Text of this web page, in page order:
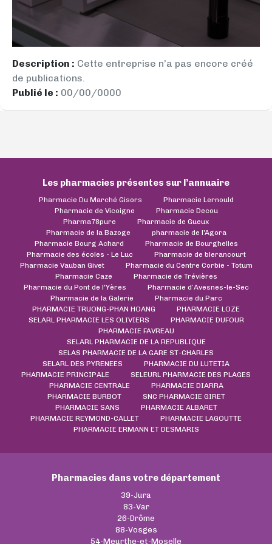
Description : Cette entreprise n’a pas encore créé
de publications.
Publié le : 00/00/0000
Les pharmacies présentes sur l’annuaire
Pharmacie Du Marché Gisors
Pharmacie Lernould
Pharmacie de Vicoigne
Pharmacie Decou
Pharma78pure
Pharmacie de Gueux
Pharmacie de la Bazoge
pharmacie de l'Agora
Pharmacie Bourg Achard
Pharmacie de Bourghelles
Pharmacie des écoles - Le Luc
Pharmacie de blerancourt
Pharmacie Vauban Givet
Pharmacie du Centre Corbie - Totum
Pharmacie Caze
Pharmacie de Trévières
Pharmacie du Pont de l'Yères
Pharmacie d’Avesnes-le-Sec
Pharmacie de la Galerie
Pharmacie du Parc
PHARMACIE TRUONG-PHAN HOANG
PHARMACIE LOZE
SELARL PHARMACIE LES OLIVIERS
PHARMACIE DUFOUR
PHARMACIE FAVREAU
SELARL PHARMACIE DE LA REPUBLIQUE
SELAS PHARMACIE DE LA GARE ST-CHARLES
SELARL DES PYRENEES
PHARMACIE DU LUTETIA
PHARMACIE PRINCIPALE
SELEURL PHARMACIE DES PLAGES
PHARMACIE CENTRALE
PHARMACIE DIARRA
PHARMACIE BURBOT
SNC PHARMACIE GIRET
PHARMACIE SANS
PHARMACIE ALBARET
PHARMACIE REYMOND-CALLET
PHARMACIE LAGOUTTE
PHARMACIE ERMANN ET DESMARIS
Pharmacies dans votre département
39-Jura
83-Var
26-Drôme
88-Vosges
54-Meurthe-et-Moselle